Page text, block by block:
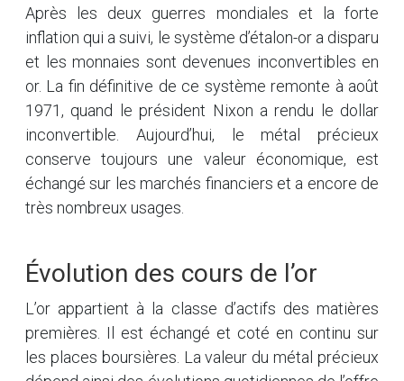
Après les deux guerres mondiales et la forte
inflation qui a suivi, le système d’étalon-or a disparu
et les monnaies sont devenues inconvertibles en
or. La fin définitive de ce système remonte à août
1971, quand le président Nixon a rendu le dollar
inconvertible. Aujourd’hui, le métal précieux
conserve toujours une valeur économique, est
échangé sur les marchés financiers et a encore de
très nombreux usages.
Évolution des cours de l’or
L’or appartient à la classe d’actifs des matières
premières. Il est échangé et coté en continu sur
les places boursières. La valeur du métal précieux